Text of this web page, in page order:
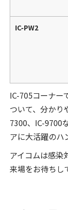
IC-PW2
IC-705コーナー
ついて、分かり
7300、IC-9700
アに大活躍のハ
アイコムは感染
来場をお待ちし